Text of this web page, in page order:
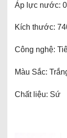
Áp lực nước:
Kích thước:
Công nghệ:
Màu Sắc:
Chất liệu: Sứ